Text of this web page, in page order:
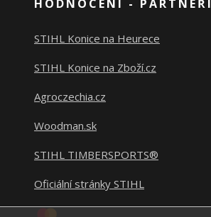
HODNOCENÍ - PARTNEŘI
STIHL Konice na Heurece
STIHL Konice na Zboží.cz
Agroczechia.cz
Woodman.sk
STIHL TIMBERSPORTS®
Oficiální stránky STIHL